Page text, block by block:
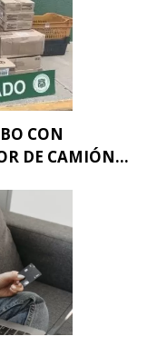
CON
DE CAMIÓN...